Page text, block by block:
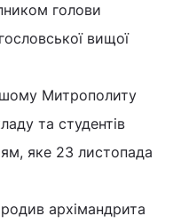
голови
вищої
Митрополиту
та студентів
яке 23 листопада
архімандрита